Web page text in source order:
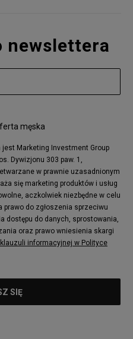
newslettera
męska
Marketing Investment Group
Dywizjonu 303 paw. 1,
w prawnie uzasadnionym
się marketing produktów i usług
aczkolwiek niezbędne w celu
do zgłoszenia sprzeciwu
dostępu do danych, sprostowania,
oraz prawo wniesienia skargi
klauzuli informacyjnej w Polityce